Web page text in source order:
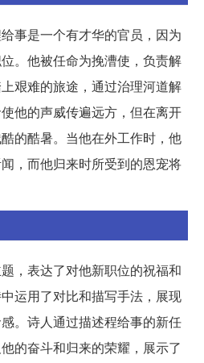
事是一个有才华的官员，因为
。他被任命为挽漕使，负责解
艰难的旅途，通过治理河道解
他的声威传遍远方，但在离开
的酷暑。当他在外工作时，他
，而他归来时所受到的恩宠将
，表达了对他新职位的祝福和
运用了对比和描写手法，展现
。诗人通过描述程给事的新任
的奋斗和归来的荣耀，展示了